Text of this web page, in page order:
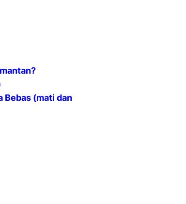
Bebas (mati dan